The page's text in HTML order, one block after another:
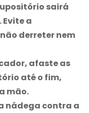
sairá
a
derreter nem
afaste as
até o fim,
mão.
nádega contra a